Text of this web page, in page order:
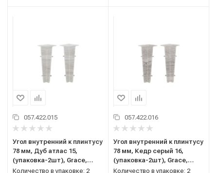
057.422.015
Угол внутренний к плинтусу
78 мм, Дуб атлас 15,
(упаковка-2шт), Grace,
Cardinal
Количество в упаковке: 2
057.422.016
Угол внутренний к плинтусу
78 мм, Кедр серый 16,
(упаковка-2шт), Grace,
Cardinal
Количество в упаковке: 2